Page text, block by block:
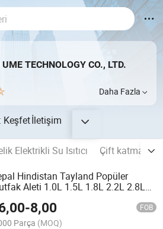
TECHNOLOGY CO., LTD.
Daha Fazla
Keşfetİletişim
Elektrikli Su Isıtıcı
Çift katmanlı
Hindistan Tayland Popüler
Aleti 1.0L 1.5L 1.8L 2.2L 2.8L
-8,00 FOB
Parça (MOQ)